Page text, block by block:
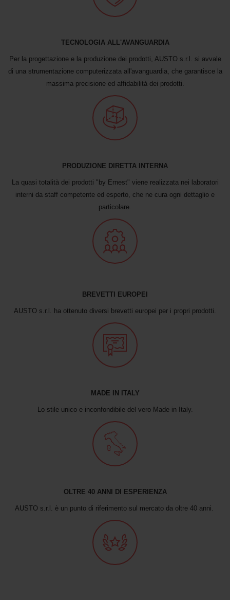
TECNOLOGIA ALL'AVANGUARDIA
Per la progettazione e la produzione dei prodotti, AUSTO s.r.l. si avvale
di una strumentazione computerizzata all'avanguardia, che garantisce la
massima precisione ed affidabilità dei prodotti.
PRODUZIONE DIRETTA INTERNA
La quasi totalità dei prodotti "by Ernest" viene realizzata nei laboratori
interni da staff competente ed esperto, che ne cura ogni dettaglio e
particolare.
BREVETTI EUROPEI
AUSTO s.r.l. ha ottenuto diversi brevetti europei per i propri prodotti.
MADE IN ITALY
Lo stile unico e inconfondibile del vero Made in Italy.
OLTRE 40 ANNI DI ESPERIENZA
AUSTO s.r.l. è un punto di riferimento sul mercato da oltre 40 anni.